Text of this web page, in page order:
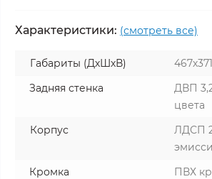
Характеристики: (смотреть все)
Габариты (ДхШхВ)
Задняя стенка
ДВП
цвета
Корпус
ЛДСП
Кромка
ПВХ